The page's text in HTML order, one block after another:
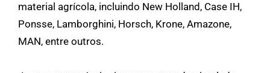
material agrícola, incluindo New Holland, Case IH,
Ponsse, Lamborghini, Horsch, Krone, Amazone,
MAN, entre outros.